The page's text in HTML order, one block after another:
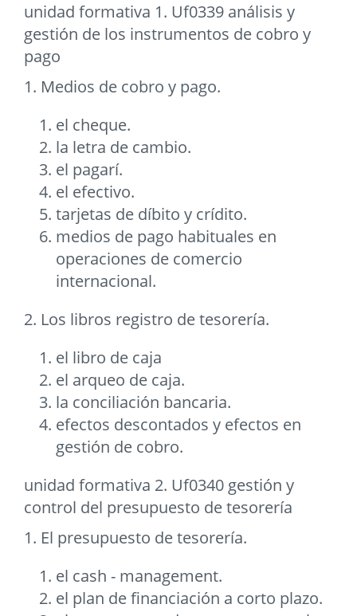
unidad formativa 1. Uf0339 análisis y
gestión de los instrumentos de cobro y
pago
1. Medios de cobro y pago.
el cheque.
la letra de cambio.
el pagarí.
el efectivo.
tarjetas de díbito y crídito.
medios de pago habituales en
operaciones de comercio
internacional.
2. Los libros registro de tesorería.
el libro de caja
el arqueo de caja.
la conciliación bancaria.
efectos descontados y efectos en
gestión de cobro.
unidad formativa 2. Uf0340 gestión y
control del presupuesto de tesorería
1. El presupuesto de tesorería.
el cash - management.
el plan de financiación a corto plazo.